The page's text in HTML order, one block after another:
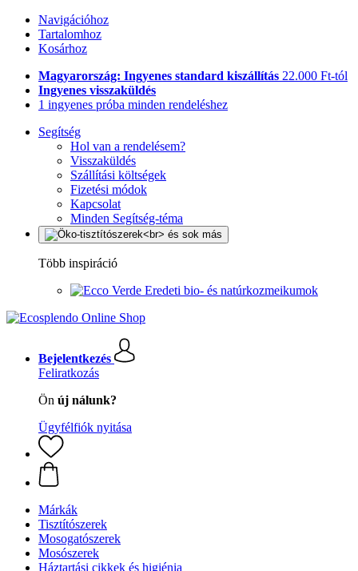
Navigációhoz
Tartalomhoz
Kosárhoz
Magyarország: Ingyenes standard kiszállítás 22.000 Ft-tól
Ingyenes visszaküldés
1 ingyenes próba minden rendeléshez
Segítség
Hol van a rendelésem?
Visszaküldés
Szállítási költségek
Fizetési módok
Kapcsolat
Minden Segítség-téma
Több inspiráció
Eredeti bio- és natúrkozmeikumok
Bejelentkezés
Feliratkozás
Ön új nálunk?
Ügyfélfiók nyitása
Márkák
Tisztítószerek
Mosogatószerek
Mosószerek
Háztartási cikkek és higiénia